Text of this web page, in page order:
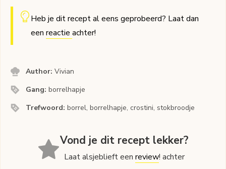
Heb je dit recept al eens geprobeerd? Laat dan
een reactie achter!
Author:Vivian
Gang:borrelhapje
Trefwoord:borrel, borrelhapje, crostini, stokbroodje
Vond je dit recept lekker?
Laat alsjeblieft eenreview! achter